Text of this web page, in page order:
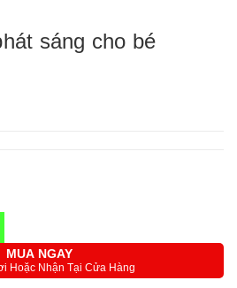
sáng cho bé
MUA NGAY
Hoặc Nhận Tại Cửa Hàng